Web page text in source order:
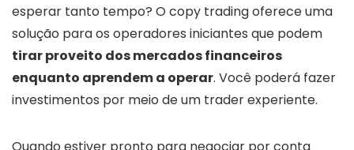
esperar tanto tempo? O copy trading oferece uma
solução para os operadores iniciantes que podem
tirar proveito dos mercados financeiros
enquanto aprendem a operar. Você poderá fazer
investimentos por meio de um trader experiente.